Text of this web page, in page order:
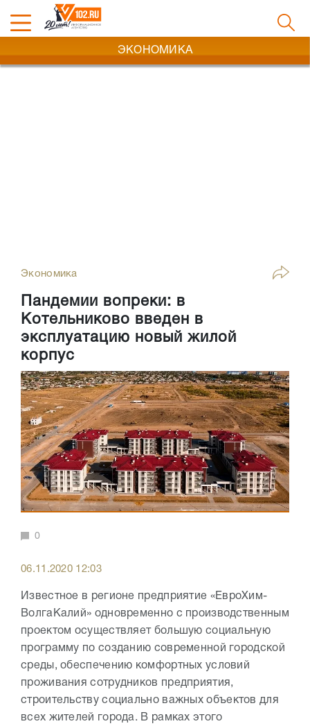
ЭКОНОМИКА
Экономика
Пандемии вопреки: в
Котельниково введен в
эксплуатацию новый жилой
корпус
0
06.11.2020 12:03
Известное в регионе предприятие «ЕвроХим-
ВолгаКалий» одновременно с производственным
проектом осуществляет большую социальную
программу по созданию современной городской
среды, обеспечению комфортных условий
проживания сотрудников предприятия,
строительству социально важных объектов для
всех жителей города. В рамках этого